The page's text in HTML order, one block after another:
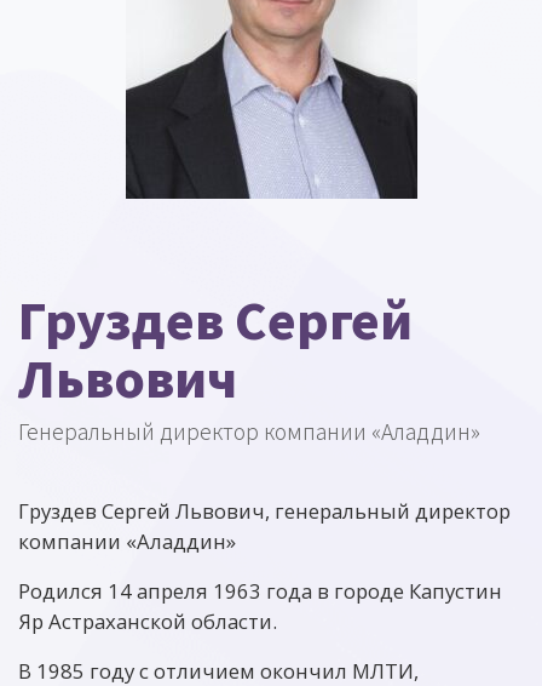
Груздев Сергей
Львович
Генеральный директор компании «Аладдин»
Груздев Сергей Львович, генеральный директор
компании «Аладдин»
Родился 14 апреля 1963 года в городе Капустин
Яр Астраханской области.
В 1985 году с отличием окончил МЛТИ,